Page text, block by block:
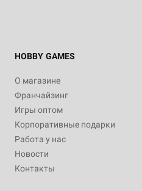
HOBBY GAMES
О магазине
Франчайзинг
Игры оптом
Корпоративные подарки
Работа у нас
Новости
Контакты